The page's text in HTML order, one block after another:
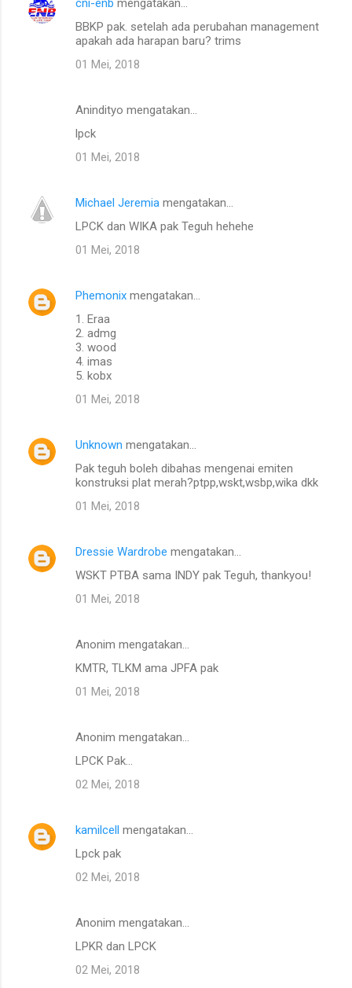
BBKP pak. setelah ada perubahan management
apakah ada harapan baru? trims
01 Mei, 2018
Anindityo mengatakan…
lpck
01 Mei, 2018
Michael Jeremia mengatakan…
LPCK dan WIKA pak Teguh hehehe
01 Mei, 2018
Phemonix mengatakan…
1. Eraa
2. admg
3. wood
4. imas
5. kobx
01 Mei, 2018
Unknown mengatakan…
Pak teguh boleh dibahas mengenai emiten
konstruksi plat merah?ptpp,wskt,wsbp,wika dkk
01 Mei, 2018
Dressie Wardrobe mengatakan…
WSKT PTBA sama INDY pak Teguh, thankyou!
01 Mei, 2018
Anonim mengatakan…
KMTR, TLKM ama JPFA pak
01 Mei, 2018
Anonim mengatakan…
LPCK Pak...
02 Mei, 2018
kamilcell mengatakan…
Lpck pak
02 Mei, 2018
Anonim mengatakan…
LPKR dan LPCK
02 Mei, 2018